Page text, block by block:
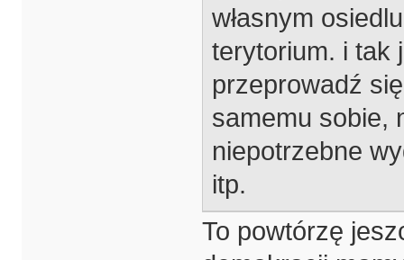
własnym
terytorium. i tak
przeprowadź
samemu sobie,
niepotrzebne
itp.
To powtórzę